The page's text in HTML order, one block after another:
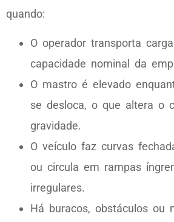
quando:
O operador transporta
capacidade nominal da
O mastro é elevado
se desloca, o que altera o
gravidade.
O veículo faz curvas
ou circula em rampas
irregulares.
Há buracos, obstáculos ou